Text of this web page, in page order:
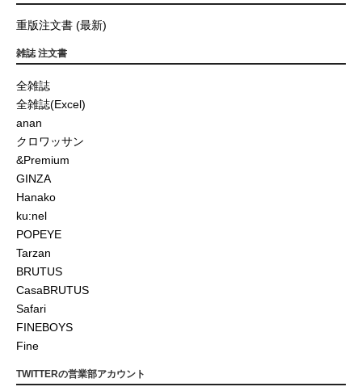
重版注文書 (最新)
雑誌 注文書
全雑誌
全雑誌(Excel)
anan
クロワッサン
&Premium
GINZA
Hanako
ku:nel
POPEYE
Tarzan
BRUTUS
CasaBRUTUS
Safari
FINEBOYS
Fine
TWITTERの営業部アカウント